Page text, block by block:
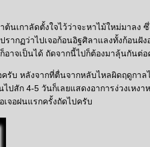
นเกาลัดตั้งใจไว้ว่าจะหาไม้ใหม่มาลง
ากฏว่าไปเจอก้อนอิฐศิลาแลงทั้งก้อนฝั
าจเป็นได้ ถัดจากนี้ไปก็ต้องมาลุ้นกันต่
รับ หลังจากที่ตื่นจากหลับไหลผิดฤดูกาล
ปสัก 4-5 วันก็เลยแสดงอาการง่วงเห
จอฝนแรกครั้งถัดไปครับ